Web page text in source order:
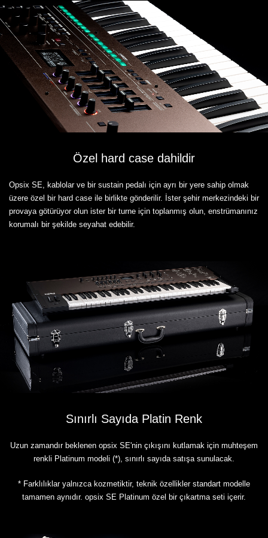
Özel hard case dahildir
Opsix SE, kablolar ve bir sustain pedalı için ayrı bir yere sahip olmak
üzere özel bir hard case ile birlikte gönderilir. İster şehir merkezindeki bir
provaya götürüyor olun ister bir turne için toplanmış olun, enstrümanınız
korumalı bir şekilde seyahat edebilir.
Sınırlı Sayıda Platin Renk
Uzun zamandır beklenen opsix SE'nin çıkışını kutlamak için muhteşem
renkli Platinum modeli (*), sınırlı sayıda satışa sunulacak.
* Farklılıklar yalnızca kozmetiktir, teknik özellikler standart modelle
tamamen aynıdır. opsix SE Platinum özel bir çıkartma seti içerir.